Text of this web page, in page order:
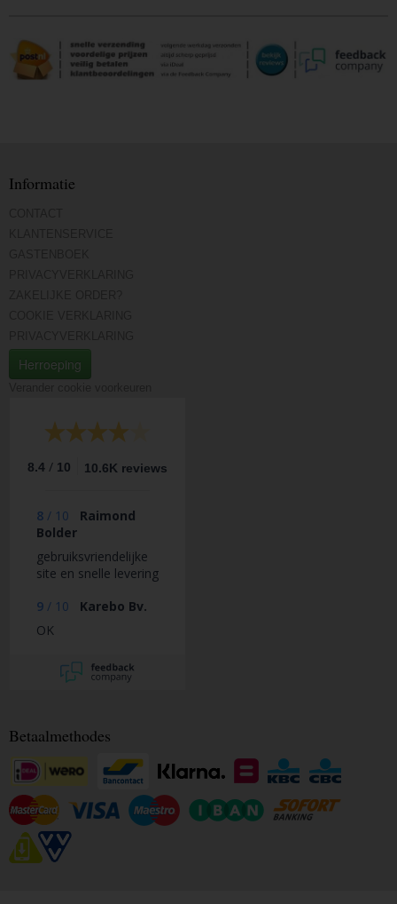
Informatie
Herroeping
8.4 / 10 10.6K reviews
8 / 10
Raimond
Bolder
gebruiksvriendelijke
site en snelle levering
9 / 10
Karebo Bv.
OK
Betaalmethodes